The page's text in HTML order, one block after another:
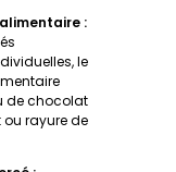
:
le
de chocolat
rayure de